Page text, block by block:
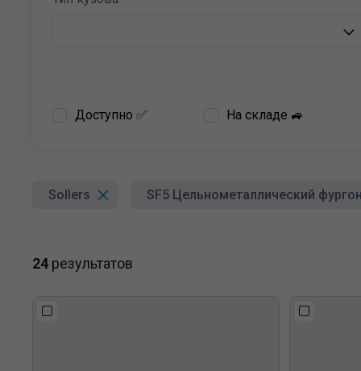
Доступно ✅ На складе 🚙
Sollers SF5 Цельнометаллический фургон
24 результатов